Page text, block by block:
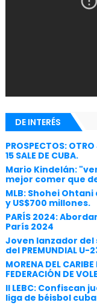
DE INTERÉS
PROSPECTOS:
15 SALE DE CUBA.
Mario Kindelán:
mejor comer que
MLB: Shohei
y US$700 millones.
PARÍS 2024:
París 2024
Joven lanzador del
del PREMUNDIAL U-
MORENA DEL
FEDERACIÓN DE
II LEBC: Confiscan
liga de béisbol